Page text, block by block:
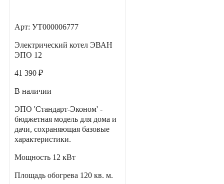
Арт: УТ000006777
Электрический котел ЭВАН
ЭПО 12
41 390 ₽
В наличии
ЭПО 'Стандарт-Эконом' -
бюджетная модель для дома и
дачи, сохраняющая базовые
характеристики.
Мощность 12 кВт
Площадь обогрева 120 кв. м.